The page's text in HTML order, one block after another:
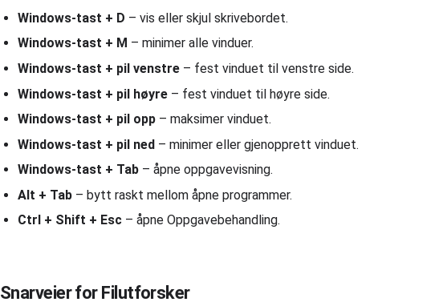
Windows-tast + D – vis eller skjul skrivebordet.
Windows-tast + M – minimer alle vinduer.
Windows-tast + pil venstre – fest vinduet til venstre side.
Windows-tast + pil høyre – fest vinduet til høyre side.
Windows-tast + pil opp – maksimer vinduet.
Windows-tast + pil ned – minimer eller gjenopprett vinduet.
Windows-tast + Tab – åpne oppgavevisning.
Alt + Tab – bytt raskt mellom åpne programmer.
Ctrl + Shift + Esc – åpne Oppgavebehandling.
Snarveier for Filutforsker